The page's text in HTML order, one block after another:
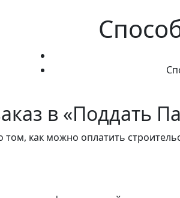
в «Поддать
том, как можно оплатить